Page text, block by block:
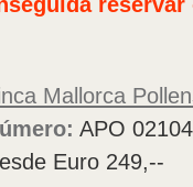
Mallorca
APO
Euro 249,--